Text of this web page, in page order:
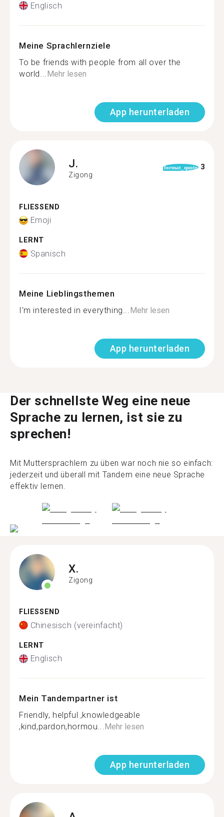
Englisch
Meine Sprachlernziele
To be friends with people from all over the
world... Mehr lesen
App herunterladen
J.
Zigong
format_quote 3
FLIESSEND
Emoji
LERNT
Spanisch
Meine Lieblingsthemen
I'm interested in everything... Mehr lesen
App herunterladen
Der schnellste Weg eine neue
Sprache zu lernen, ist sie zu
sprechen!
Mit Muttersprachlern zu üben war noch nie so einfach:
jederzeit und überall mit Tandem eine neue Sprache
effektiv lernen.
X.
Zigong
FLIESSEND
Chinesisch (vereinfacht)
LERNT
Englisch
Mein Tandempartner ist
Friendly, helpful ,knowledgeable
,kind,pardon,hormou...Mehr lesen
App herunterladen